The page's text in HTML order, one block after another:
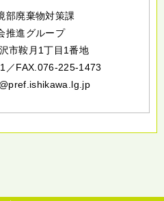
部廃棄物対策課
推進グループ
市鞍月1丁目1番地
／FAX.076-225-1473